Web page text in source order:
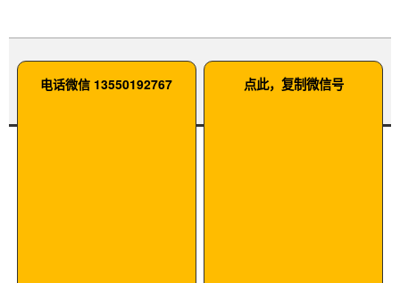
电话微信 13550192767 点此，复制微信号